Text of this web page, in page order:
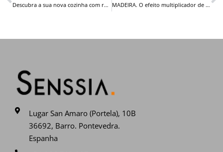
Descubra a sua nova cozinha com realidade virtual MADEIRA. O efeito multiplicador de um valor com um futuro
Lugar San Amaro (Portela), 10B
36692, Barro. Pontevedra.
Espanha